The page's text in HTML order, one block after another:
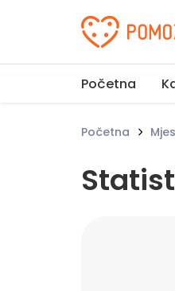
Udruženje
Početna
Početna